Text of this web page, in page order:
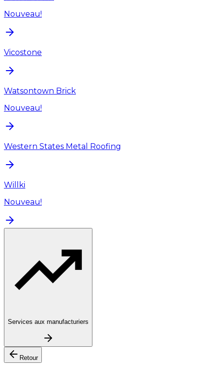
Nouveau!
Vicostone
Watsontown Brick
Nouveau!
Western States Metal Roofing
Willki
Nouveau!
Services aux manufacturiers
Retour